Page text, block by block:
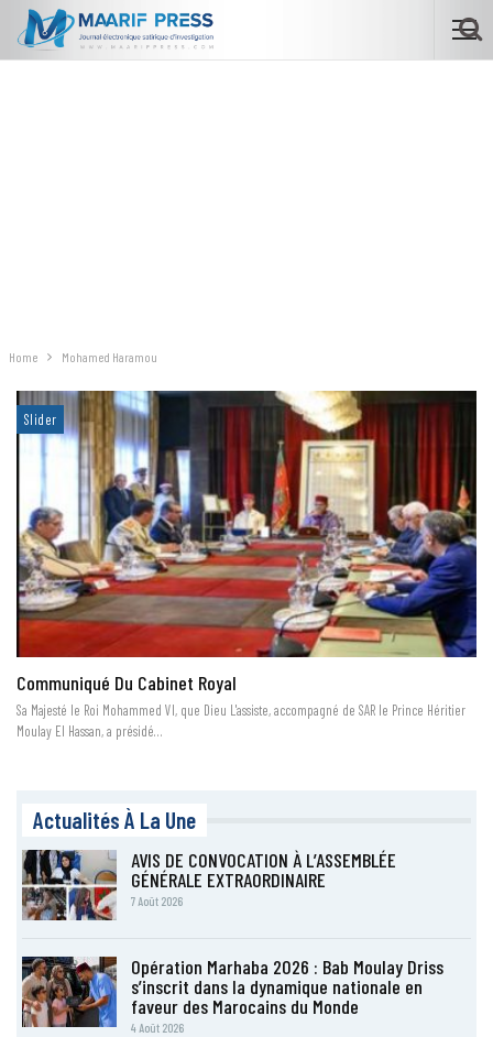
Home Mohamed Haramou
Slider
Communiqué Du Cabinet Royal
Sa Majesté le Roi Mohammed VI, que Dieu L'assiste, accompagné de SAR le Prince Héritier
Moulay El Hassan, a présidé…
Actualités À La Une
AVIS DE CONVOCATION À L’ASSEMBLÉE
GÉNÉRALE EXTRAORDINAIRE
7 Août 2026
Opération Marhaba 2026 : Bab Moulay Driss
s’inscrit dans la dynamique nationale en
faveur des Marocains du Monde
4 Août 2026